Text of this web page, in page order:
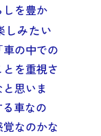
を豊か
しみたい
「車の中での
を重視さ
思いま
車なの
なのかな